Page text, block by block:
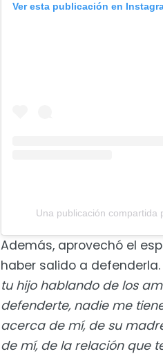
Ver esta publicación en
Una publicación compartida
Además, aprovechó el
haber salido a defenderla.
tu hijo hablando de los
defenderte, nadie me
acerca de mí, de su
de mí, de la relación que